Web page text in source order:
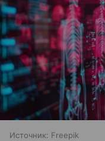
Источник: Freepik